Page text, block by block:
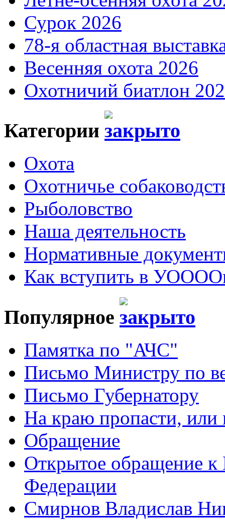
Сурок 2026
78-я областная
Весенняя охота 2026
Охотничий биатлон
Категории
Охота
Охотничье
Рыболовство
Наша деятельность
Нормативные
Как вступить в
Популярное
Памятка по "АЧС"
Письмо Министру по
Письмо Губернатору
На краю пропасти, или
Обращение
Открытое обращение к
Федерации
Смирнов Владислав